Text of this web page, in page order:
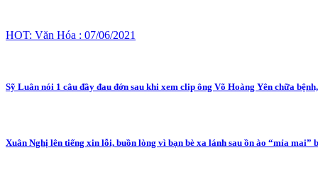
HOT: Văn Hóa : 07/06/2021
Sỹ Luân nói 1 câu đầy đau đớn sau khi xem clip ông Võ Hoàng Yên chữa
Xuân Nghị lên tiếng xin lỗi, buồn lòng vì bạn bè xa lánh sau ồn ào “mỉa mai”